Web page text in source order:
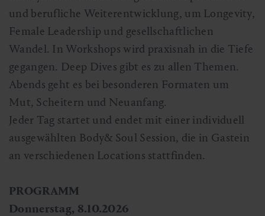
und berufliche Weiterentwicklung, um Longevity,
Female Leadership und gesellschaftlichen
Wandel. In Workshops wird praxisnah in die Tiefe
gegangen. Deep Dives gibt es zu allen Themen.
Abends geht es bei besonderen Formaten um
Mut, Scheitern und Neuanfang.
Jeder Tag startet und endet mit einer individuell
ausgewählten Body& Soul Session, die in Gastein
an verschiedenen Locations stattfinden.
PROGRAMM
Donnerstag, 8.10.2026